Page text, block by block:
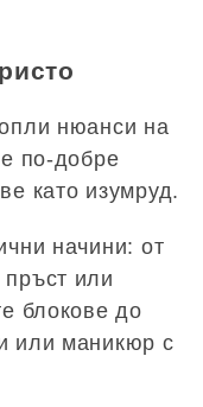
нюанси на
по-добре
като изумруд.
начини: от
или
блокове до
или маникюр с